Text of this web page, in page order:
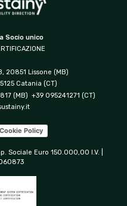
Socio unico
20851 Lissone (MB)
Catania (CT)
(MB) +39 095241271 (CT)
Cookie Policy
Sociale Euro 150.000,00 I.V. |